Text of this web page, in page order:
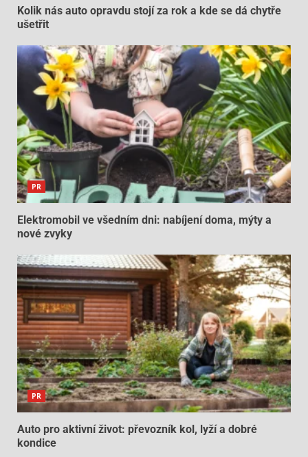
Kolik nás auto opravdu stojí za rok a kde se dá chytře
ušetřit
PR
Elektromobil ve všedním dni: nabíjení doma, mýty a
nové zvyky
PR
Auto pro aktivní život: převozník kol, lyží a dobré
kondice